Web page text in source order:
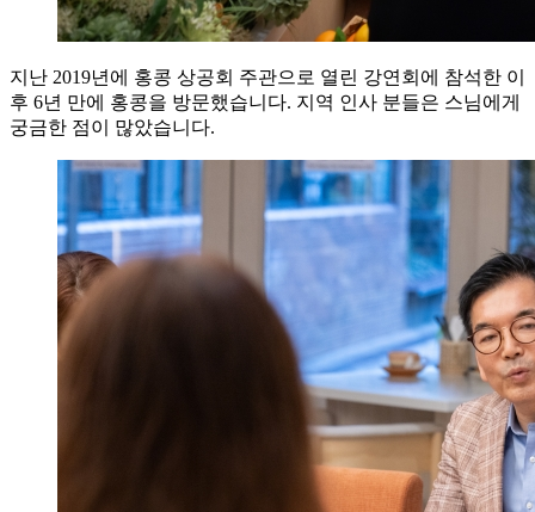
지난 2019년에 홍콩 상공회 주관으로 열린 강연회에 참석한 이
후 6년 만에 홍콩을 방문했습니다. 지역 인사 분들은 스님에게
궁금한 점이 많았습니다.